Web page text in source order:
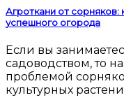
Агроткани от сорняков:
успешного огорода
Если вы занимаетесь огородом или
садоводством, то
проблемой
культурных